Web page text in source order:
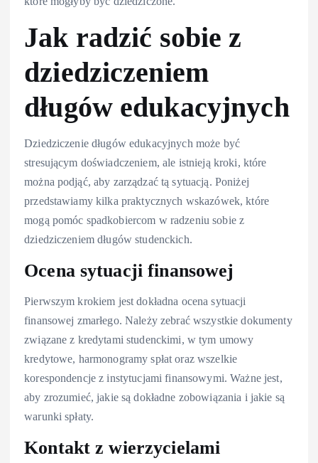
Jak radzić sobie z
dziedziczeniem
długów edukacyjnych
Dziedziczenie długów edukacyjnych może być
stresującym doświadczeniem, ale istnieją kroki, które
można podjąć, aby zarządzać tą sytuacją. Poniżej
przedstawiamy kilka praktycznych wskazówek, które
mogą pomóc spadkobiercom w radzeniu sobie z
dziedziczeniem długów studenckich.
Ocena sytuacji finansowej
Pierwszym krokiem jest dokładna ocena sytuacji
finansowej zmarłego. Należy zebrać wszystkie dokumenty
związane z kredytami studenckimi, w tym umowy
kredytowe, harmonogramy spłat oraz wszelkie
korespondencje z instytucjami finansowymi. Ważne jest,
aby zrozumieć, jakie są dokładne zobowiązania i jakie są
warunki spłaty.
Kontakt z wierzycielami